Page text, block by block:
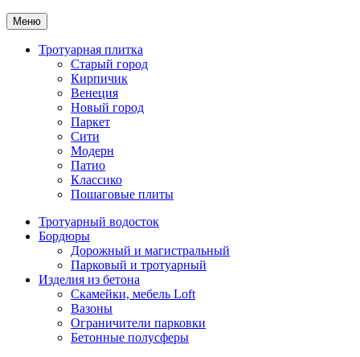
Меню
Тротуарная плитка
Старый город
Кирпичик
Венеция
Новый город
Паркет
Сити
Модерн
Патио
Классико
Пошаговые плиты
Тротуарный водосток
Бордюры
Дорожный и магистральный
Парковый и тротуарный
Изделия из бетона
Скамейки, мебель Loft
Вазоны
Ограничители парковки
Бетонные полусферы